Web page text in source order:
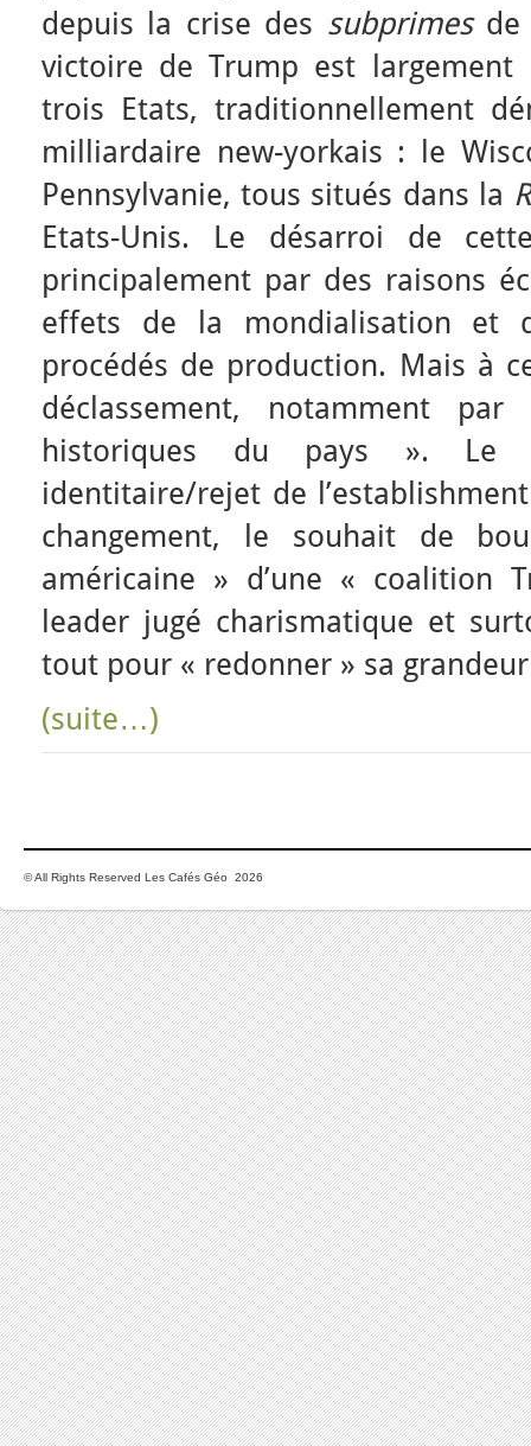
depuis la crise des subprimesde
victoire de Trump est largement
trois Etats, traditionnellement
milliardaire new-yorkais : le
Pennsylvanie, tous situés dans la
Etats-Unis. Le désarroi de
principalement par des raisons
effets de la mondialisation et
procédés de production. Mais à
déclassement, notamment
historiques du pays ». Le
identitaire/rejet de
changement, le souhait de
américaine » d’une « coalition
leader jugé charismatique et
tout pour « redonner » sa
(suite…)
© All Rights Reserved Les Cafés Géo 2026